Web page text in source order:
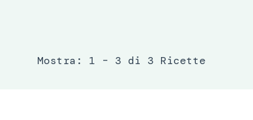
Mostra: 1 – 3 di 3 Ricette